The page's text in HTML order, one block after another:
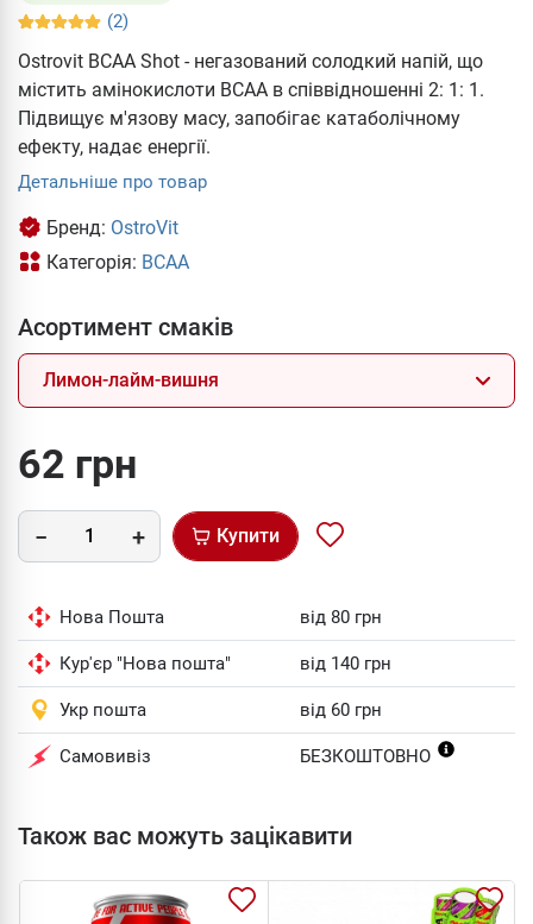
(2)
Ostrovit BCAA Shot - негазований солодкий напій, що
містить амінокислоти ВСАА в співвідношенні 2: 1: 1.
Підвищує м'язову масу, запобігає катаболічному
ефекту, надає енергії.
Детальніше про товар
Бренд: OstroVit
Категорія: BCAA
Асортимент смаків
Лимон-лайм-вишня
62 грн
Купити
Нова Пошта від 80 грн
Кур'єр "Нова пошта" від 140 грн
Укр пошта від 60 грн
Самовивіз БЕЗКОШТОВНО
Також вас можуть зацікавити